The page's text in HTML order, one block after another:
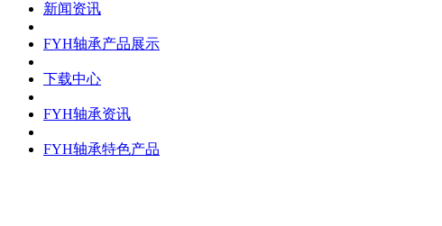
新闻资讯
FYH轴承产品展示
下载中心
FYH轴承资讯
FYH轴承特色产品